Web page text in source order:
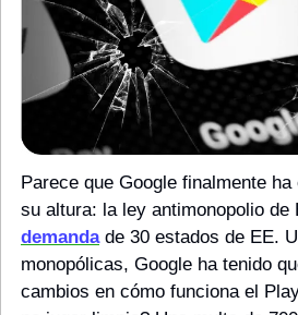
Parece que Google finalmente
demanda de 30 estados de EE.
monopólicas, Google ha tenido
cambios en cómo funciona el